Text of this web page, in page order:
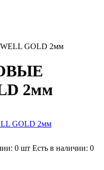
GOLD 2мм
2мм
0 шт Есть в наличии: 0